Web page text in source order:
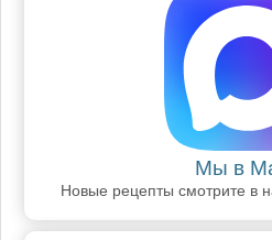
Мы в
Новые рецепты смотрите в